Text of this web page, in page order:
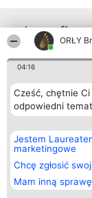
ORŁY
04:16
Cześć, chętnie
odpowiedni
Jestem
marketingowe
Chcę zgłosić
Mam inną sprawę
Inne
Bright Side Solutions sp.
o. sp. k.
ul. Ruska 22
Wrocław 50-079
KRS 0000749100 | Regon
381313360 | NIP
+48 508 492 400